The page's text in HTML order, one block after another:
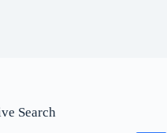
Search